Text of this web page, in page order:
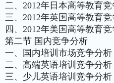
二、2012年日本高等教育
三、2012年英国高等教育
四、2012年美国高等教育
第二节 国内竞争分析
一、国内培训市场竞争分析
二、高端英语培训竞争分析
三、少儿英语培训竞争分析